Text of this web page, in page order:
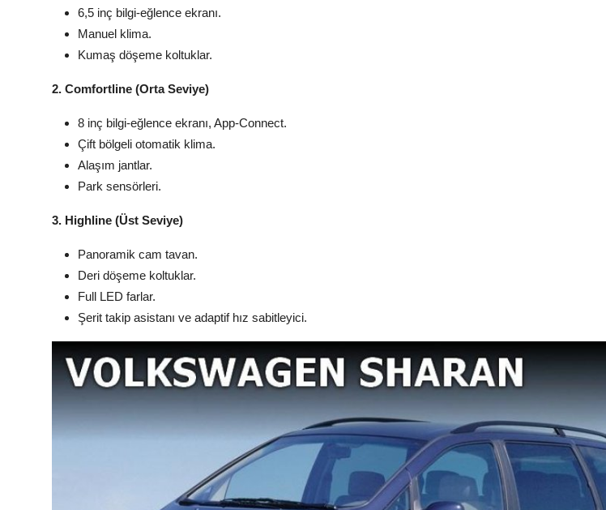
6,5 inç bilgi-eğlence ekranı.
Manuel klima.
Kumaş döşeme koltuklar.
2. Comfortline (Orta Seviye)
8 inç bilgi-eğlence ekranı, App-Connect.
Çift bölgeli otomatik klima.
Alaşım jantlar.
Park sensörleri.
3. Highline (Üst Seviye)
Panoramik cam tavan.
Deri döşeme koltuklar.
Full LED farlar.
Şerit takip asistanı ve adaptif hız sabitleyici.